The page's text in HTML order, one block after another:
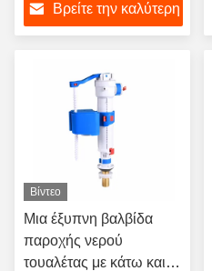
πλάι, κατασκευασμένη
από υλικό ABS, για κιτ
δεξαμενής μπάνιου.
Βρείτε την καλύτερη
Βίντεο
Μια έξυπνη βαλβίδα
παροχής νερού
τουαλέτας με κάτω και